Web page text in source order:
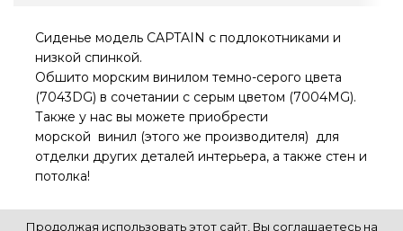
Сиденье модель CAPTAIN с подлокотниками и
низкой спинкой.
Обшито морским винилом темно-серого цвета
(7043DG) в сочетании с серым цветом (7004MG).
Также у нас вы можете приобрести
морской винил (этого же производителя) для
отделки других деталей интерьера, а также стен и
потолка!
Продолжая использовать этот сайт, Вы соглашаетесь на